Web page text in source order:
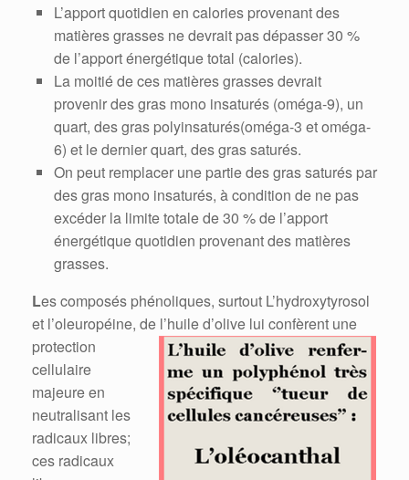
L’apport quotidien en calories provenant des
matières grasses ne devrait pas dépasser 30 %
de l’apport énergétique total (calories).
La moitié de ces matières grasses devrait
provenir des gras mono insaturés (oméga-9), un
quart, des gras polyinsaturés(oméga-3 et oméga-
6) et le dernier quart, des gras saturés.
On peut remplacer une partie des gras saturés par
des gras mono insaturés, à condition de ne pas
excéder la limite totale de 30 % de l’apport
énergétique quotidien provenant des matières
grasses.
Les composés phénoliques, surtout L’hydroxytyrosol
et l’oleuropéine, de l’huile d’olive lui confèrent une
protection
cellulaire
majeure en
neutralisant les
radicaux libres;
ces radicaux